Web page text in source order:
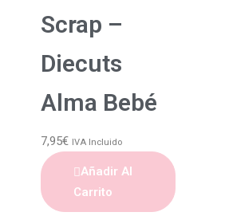
Scrap –
Diecuts
Alma Bebé
7,95€ IVA Incluido
Añadir Al
Carrito